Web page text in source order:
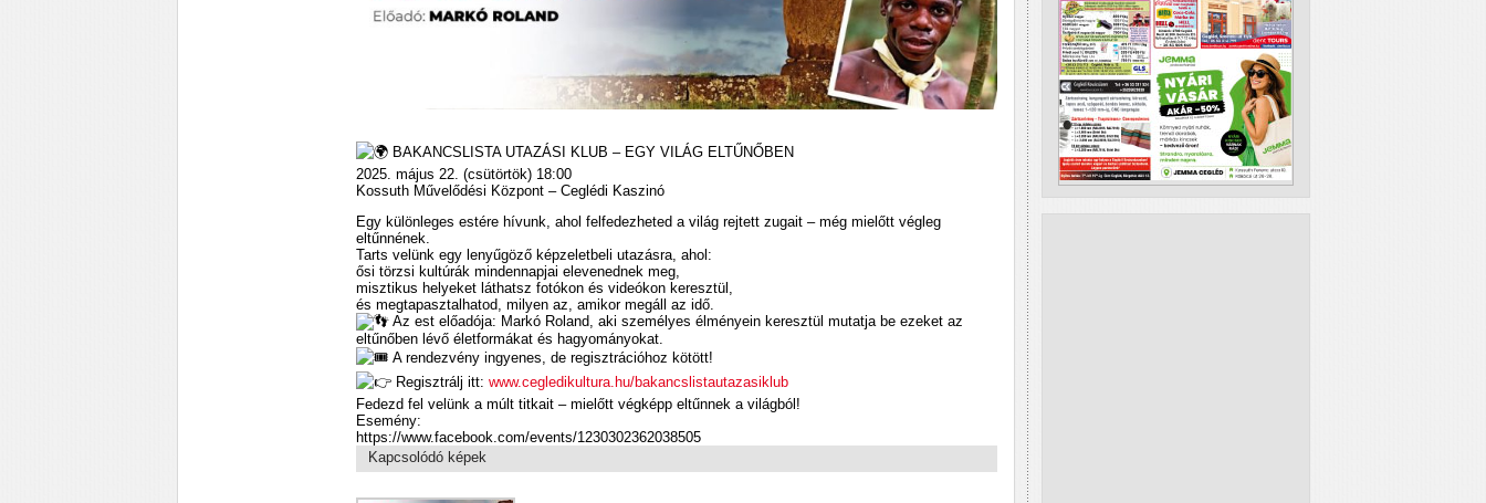
BAKANCSLISTA UTAZÁSI KLUB – EGY VILÁG ELTŰNŐBEN
2025. május 22. (csütörtök) 18:00
Kossuth Művelődési Központ – Ceglédi Kaszinó
Egy különleges estére hívunk, ahol felfedezheted a világ rejtett zugait – még mielőtt végleg
eltűnnének.
Tarts velünk egy lenyűgöző képzeletbeli utazásra, ahol:
ősi törzsi kultúrák mindennapjai elevenednek meg,
misztikus helyeket láthatsz fotókon és videókon keresztül,
és megtapasztalhatod, milyen az, amikor megáll az idő.
Az est előadója: Markó Roland, aki személyes élményein keresztül mutatja be ezeket az
eltűnőben lévő életformákat és hagyományokat.
A rendezvény ingyenes, de regisztrációhoz kötött!
Regisztrálj itt: www.cegledikultura.hu/bakancslistautazasiklub
Fedezd fel velünk a múlt titkait – mielőtt végképp eltűnnek a világból!
Esemény:
https://www.facebook.com/events/1230302362038505
Kapcsolódó képek